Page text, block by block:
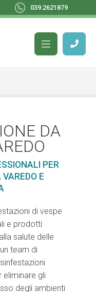
039.2621879
DA
PER
E
di vespe
e prodotti
salute delle
team di
eliminare gli
degli ambienti